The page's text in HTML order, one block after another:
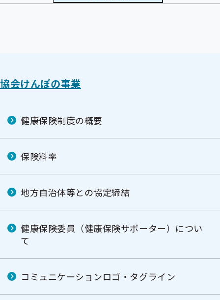
協会けんぽの事業
健康保険制度の概要
保険料率
地方自治体等との協定締結
健康保険委員（健康保険サポーター）につい
て
コミュニケーションロゴ・タグライン